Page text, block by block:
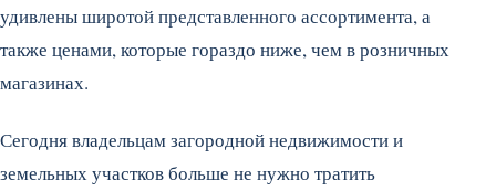
удивлены широтой представленного ассортимента, а
также ценами, которые гораздо ниже, чем в розничных
магазинах.
Сегодня владельцам загородной недвижимости и
земельных участков больше не нужно тратить